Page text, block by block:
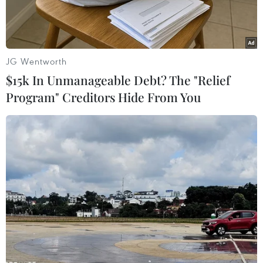
sang Thổ Nhĩ Kỳ để thực hiện các chuyến baydo
thám hỗ trợ cuộc chiến của Ankara chống lực
lượng phiến quân người Kurd.
với việc quân đội Mỹ sẽ rút khỏiIraq vào cuối
năm nay, bốn máy bay không người lái của Mỹ
sẽ được chuyển từ mộtsân bay không quân ở
Bắc Iraq tới căn cứ không quân Incirlik ở Thổ
Nhĩ Kỳ.
Ôngnêu rõ: "Hiện có một thỏa thuận cho một vài
trong số các tài sản tình báo, giámsát và do
thám (ISR) này cất cánh từ Incirlik theo yêu cầu
của Chính phủ Thổ NhĩKỳ."
JG Wentworth
$15k In Unmanageable Debt? The "Relief
Program" Creditors Hide From You